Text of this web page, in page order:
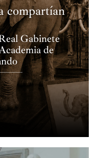
compartían
Gabinete
de